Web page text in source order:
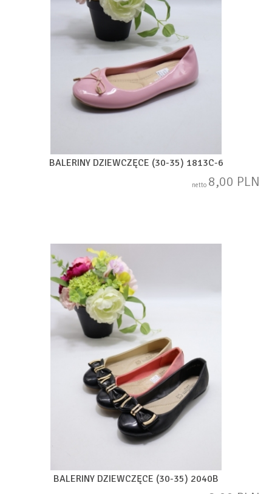
BALERINY DZIEWCZĘCE (30-35) 1813C-6
netto 8,00 PLN
BALERINY DZIEWCZĘCE (30-35) 2040B